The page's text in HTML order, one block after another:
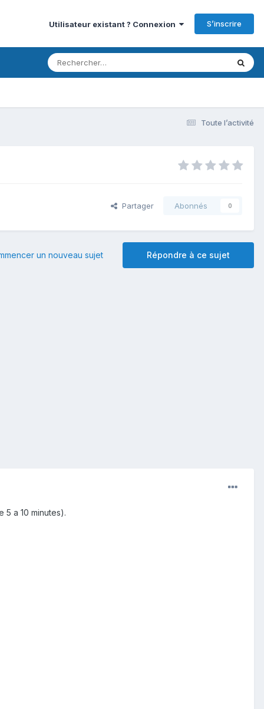
Utilisateur existant ? Connexion S’inscrire
Toute l’activité
Partager Abonnés 0
Répondre à ce sujet
un nouveau sujet
a 10 minutes).